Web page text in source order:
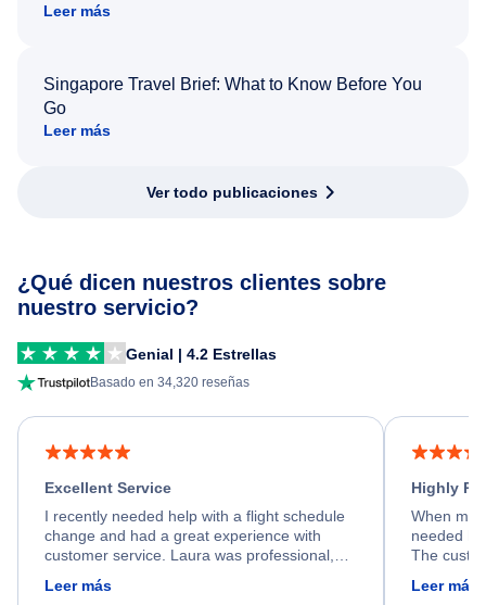
Leer más
Singapore Travel Brief: What to Know Before You
Go
Leer más
Ver todo publicaciones
¿Qué dicen nuestros clientes sobre
nuestro servicio?
Genial | 4.2 Estrellas
Basado en 34,320 reseñas
Excellent Service
I recently needed help with a flight schedule
change and had a great experience with
customer service. Laura was professional,
friendly, and very helpful throughout the
process. She quickly found a solution and
Leer más
Highly
When my
needed
The
calm,
Leer más